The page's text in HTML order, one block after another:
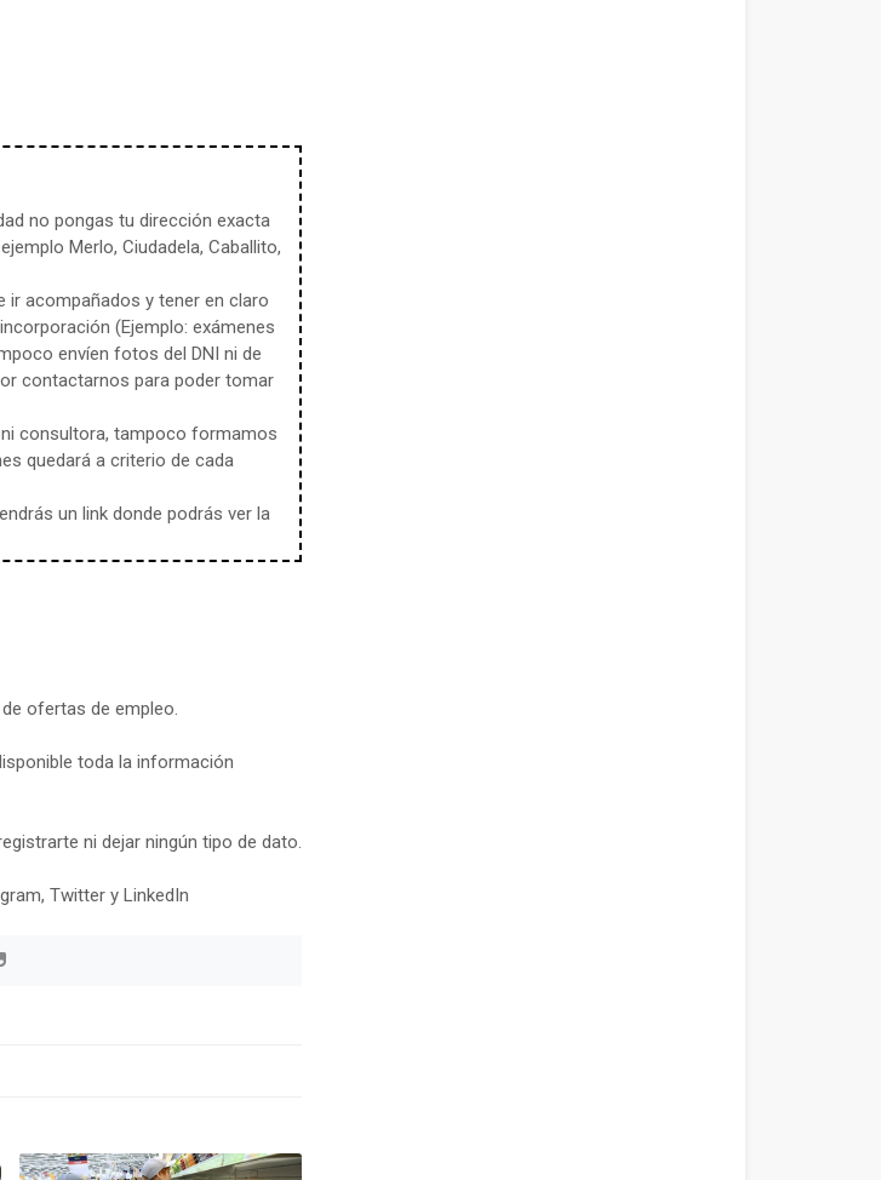
no pongas tu dirección exacta
Merlo, Ciudadela, Caballito,
ir acompañados y tener en claro
(Ejemplo: exámenes
envíen fotos del DNI ni de
contactarnos para poder tomar
consultora, tampoco formamos
quedará a criterio de cada
un link donde podrás ver la
ofertas de empleo.
toda la información
ni dejar ningún tipo de dato.
Twitter y LinkedIn